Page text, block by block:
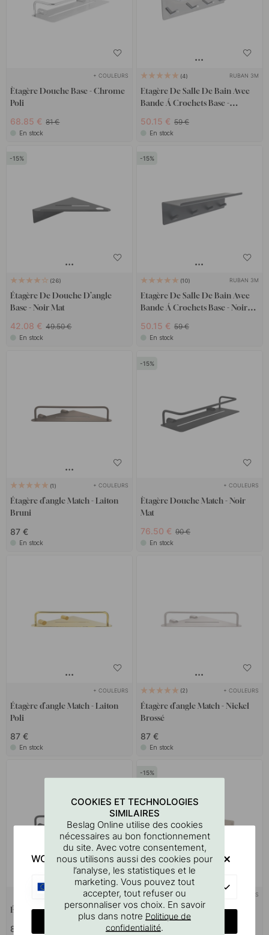
+ COULEURS
Ètagère Douche Base - Chrome
Poli
68.85 € 81 €
En stock
4 RUBAN 3M
Etagère De Salle De Bain Avec
Bande Á Crochets Base -
50.15 € 59 €
En stock
15
26
Étagère De Douche D’angle
Base - Noir Mat
42.08 € 49.50 €
En stock
15
10 RUBAN 3M
Etagère De Salle De Bain Avec
Bande Á Crochets Base - Noir
50.15 € 59 €
En stock
1 + COULEURS
Étagère d’angle Match - Laiton
Bruni
87 €
En stock
15
+ COULEURS
Ètagère Douche Match - Noir
Mat
76.50 € 90 €
En stock
+ COULEURS
Étagère d’angle Match - Laiton
Poli
87 €
En stock
2 + COULEURS
Étagère d’angle Match - Nickel
Brossé
87 €
En stock
+ COULEURS
Étagère d’angle Match - Noir Mat
87 €
15
+ TAILLES
Étagère Murale Hold - Sable
76.59 €
COOKIES ET TECHNOLOGIES
SIMILAIRES
Beslag Online utilise des cookies
nécessaires au bon fonctionnement
du site. Avec votre consentement,
nous utilisons aussi des cookies pour
l’analyse, les statistiques et le
marketing. Vous pouvez tout
accepter, tout refuser ou
personnaliser vos choix. En savoir
plus dans notre Politique de
confidentialité.
WOULD YOU RATHER VISIT?
CHANGE COUNTRY